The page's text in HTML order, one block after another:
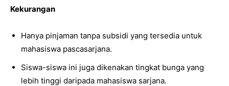
Kekurangan
Hanya pinjaman tanpa subsidi yang tersedia untuk
mahasiswa pascasarjana.
Siswa-siswa ini juga dikenakan tingkat bunga yang
lebih tinggi daripada mahasiswa sarjana.